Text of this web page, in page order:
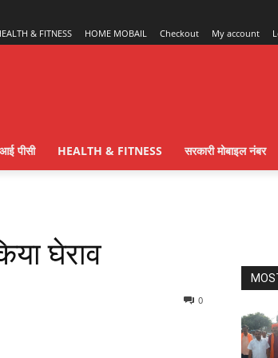
& FITNESS HOME MOBAIL Checkout My account
आई पीसी HEALTH & FITNESS सरकारी मोबाइल नंबर
घेराव
0